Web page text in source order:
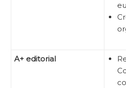
A+ editorial